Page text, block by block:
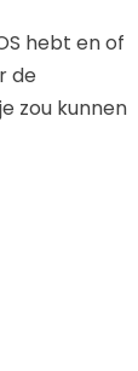
hebt en of
de
zou kunnen